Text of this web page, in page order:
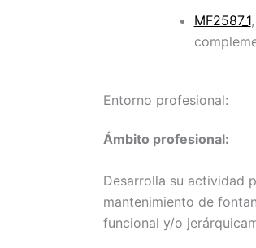
MF2587_1
Entorno profesional:
Ámbito profesional:
Desarrolla su actividad
mantenimiento de
funcional y/o